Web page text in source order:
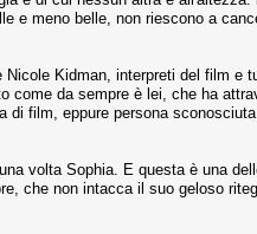
e meno belle, non riescono a
Kidman, interpreti del film e
da sempre è lei, che ha
film, eppure persona
volta Sophia. E questa è una
che non intacca il suo geloso